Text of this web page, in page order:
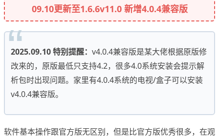
09.10更新至1.6.6v11.0 新增4.0.4兼容版
2025.09.10 特别提醒： v4.0.4兼容版是某大佬根据原版修
改来的，原版最低只支持4.2，很多4.0系统安装会提示解
析包时出现问题。家里有4.0.4系统的电视/盒子可以安装
v4.0.4兼容版。
软件基本操作跟官方版无区别，但是比官方版优秀很多，在观